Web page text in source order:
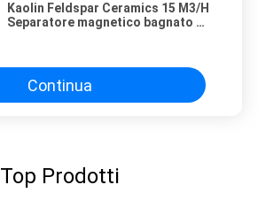
Kaolin Feldspar Ceramics 15 M3/H
Separatore magnetico bagnato di
Continua
Top Prodotti